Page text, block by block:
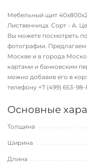
Мебельный щит
Лиственница. Сорт - А.
Вы можете посмотреть
фотографии. Предлагаем
Москве и в города
картами и банковским
можно добавив его в
телефону +7 (499) 653-
Основные
Толщина
Ширина
Длина